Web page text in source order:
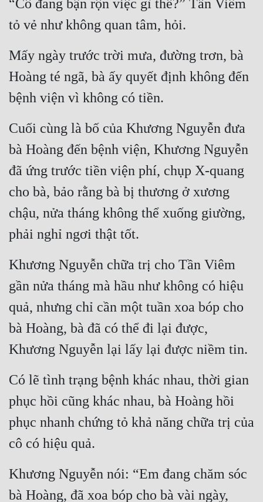
Tội Phạm
Vô Địch
Võ Hiệp
Võng Du
Xuyên Không
Xuyên Nhanh
Đô Thị
Đông Phương
Đồng Nhân
Cẩu Đạo Trường Sinh
Ngự Thú
Truyện Nam
Vô Địch Lưu
“Cô đang bận rộn việc gì thế?” Tần Viêm
tỏ vẻ như không quan tâm, hỏi.
Mấy ngày trước trời mưa, đường trơn, bà
Hoàng té ngã, bà ấy quyết định không đến
bệnh viện vì không có tiền.
Cuối cùng là bố của Khương Nguyễn đưa
bà Hoàng đến bệnh viện, Khương Nguyễn
đã ứng trước tiền viện phí, chụp X-quang
cho bà, bảo rằng bà bị thương ở xương
chậu, nửa tháng không thể xuống giường,
phải nghỉ ngơi thật tốt.
Khương Nguyễn chữa trị cho Tần Viêm
gần nửa tháng mà hầu như không có hiệu
quả, nhưng chỉ cần một tuần xoa bóp cho
bà Hoàng, bà đã có thể đi lại được,
Khương Nguyễn lại lấy lại được niềm tin.
Có lẽ tình trạng bệnh khác nhau, thời gian
phục hồi cũng khác nhau, bà Hoàng hồi
phục nhanh chứng tỏ khả năng chữa trị của
cô có hiệu quả.
Khương Nguyễn nói: “Em đang chăm sóc
bà Hoàng, đã xoa bóp cho bà vài ngày,